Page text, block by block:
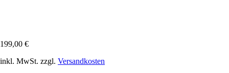
199,00 €
inkl. MwSt. zzgl. Versandkosten